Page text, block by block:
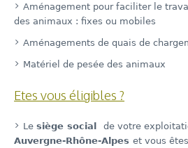
Aménagement pour faciliter le
des animaux : fixes ou mobiles
Aménagements de quais de
Matériel de pesée des animaux
Etes vous éligibles ?
Lesiège socialde votre
Auvergne-Rhône-Alpeset vous